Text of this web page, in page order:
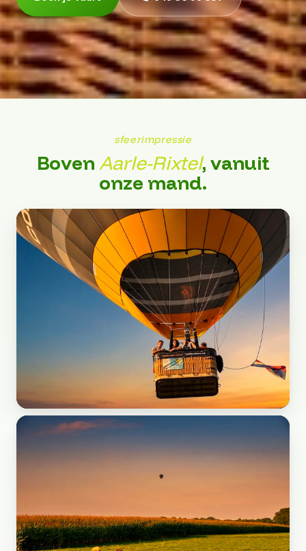
sfeerimpressie
Boven Aarle-Rixtel, vanuit
onze mand.